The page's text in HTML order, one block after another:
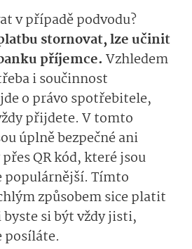
v případě podvodu?
stornovat, lze učinit
příjemce. Vzhledem
i součinnost
o právo spotřebitele,
přijdete. V tomto
úplně bezpečné ani
QR kód, které jsou
populárnější. Tímto
způsobem sice platit
si být vždy jisti,
posíláte.